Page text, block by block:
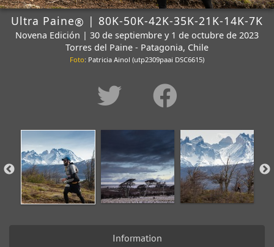
Ultra Paine® | 80K-50K-42K-35K-21K-14K-7K
Novena Edición | 30 de septiembre y 1 de octubre de 2023
Torres del Paine - Patagonia, Chile
Foto: Patricia Ainol (utp2309paai DSC6615)
Information